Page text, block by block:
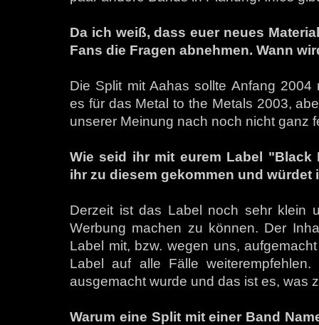
Da ich weiß, dass euer neues
Fans die Fragen abnehmen. Wann
Die Split mit Aahas sollte Anfang
es für das Metal to the Metals 2003,
unserer Meinung nach noch nicht ganz
Wie seid ihr mit eurem Label "Black
ihr zu diesem gekommen und würdet
Derzeit ist das Label noch sehr klein
Werbung machen zu können. Der
Label mit, bzw. wegen uns,
Label auf alle Fälle
ausgemacht wurde und das ist es, was
Warum eine Split mit einer Band